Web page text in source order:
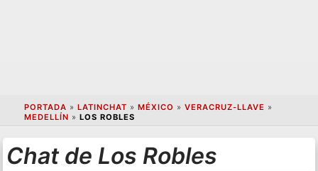
PORTADA » LATINCHAT » MÉXICO » VERACRUZ-LLAVE »
MEDELLÍN » LOS ROBLES
Chat de Los Robles